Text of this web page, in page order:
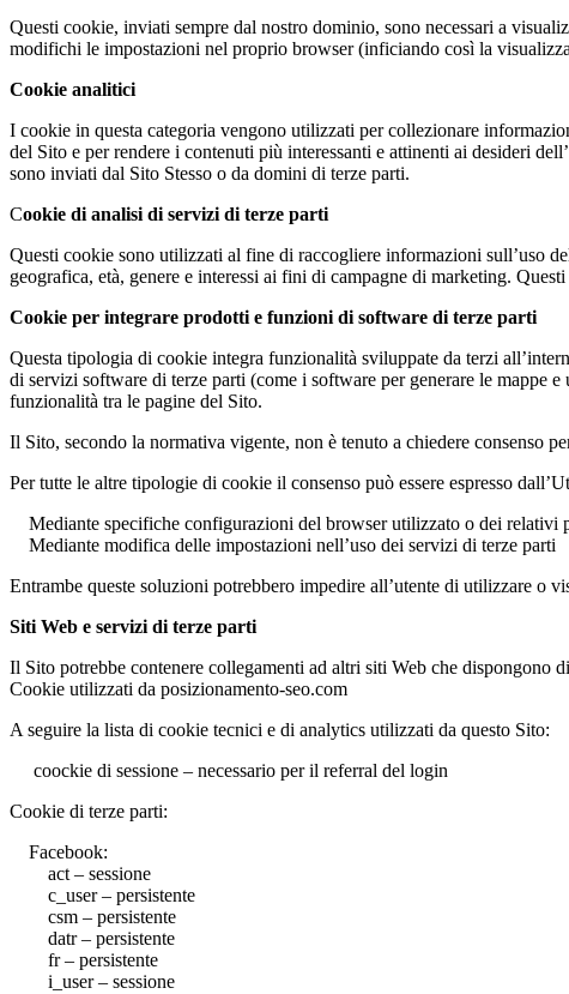
Questi cookie, inviati sempre dal nostro dominio, sono necessari a
modifichi le impostazioni nel proprio browser (inficiando così la
Cookie analitici
I cookie in questa categoria vengono utilizzati per collezionare
del Sito e per rendere i contenuti più interessanti e attinenti ai desideri
sono inviati dal Sito Stesso o da domini di terze parti.
Cookie di analisi di servizi di terze parti
Questi cookie sono utilizzati al fine di raccogliere informazioni sull’uso
geografica, età, genere e interessi ai fini di campagne di marketing.
Cookie per integrare prodotti e funzioni di software di terze parti
Questa tipologia di cookie integra funzionalità sviluppate da terzi
di servizi software di terze parti (come i software per generare le
funzionalità tra le pagine del Sito.
Il Sito, secondo la normativa vigente, non è tenuto a chiedere consenso
Per tutte le altre tipologie di cookie il consenso può essere espresso
Mediante specifiche configurazioni del browser utilizzato o dei relativi
Mediante modifica delle impostazioni nell’uso dei servizi di terze parti
Entrambe queste soluzioni potrebbero impedire all’utente di utilizzare o
Siti Web e servizi di terze parti
Il Sito potrebbe contenere collegamenti ad altri siti Web che dispongono
Cookie utilizzati da posizionamento-seo.com
A seguire la lista di cookie tecnici e di analytics utilizzati da questo Sito:
coockie di sessione – necessario per il referral del login
Cookie di terze parti:
Facebook:
act – sessione
c_user – persistente
csm – persistente
datr – persistente
fr – persistente
i_user – sessione